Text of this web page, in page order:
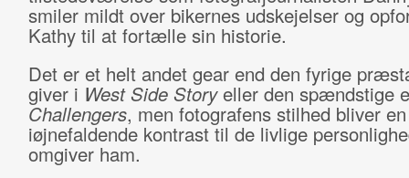
smiler mildt over bikernes udskejelser og
Kathy til at fortælle sin historie.
Det er et helt andet gear end den fyrige
giver i West Side Storyeller den spændstige
Challengers, men fotografens stilhed bliver en
iøjnefaldende kontrast til de livlige
omgiver ham.